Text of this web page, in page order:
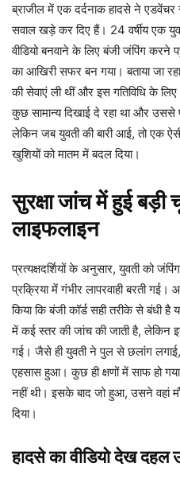
ब्राजील में एक दर्दनाक हादसे ने एडवेंचर
सवाल खड़े कर दिए हैं। 24 वर्षीय एक
वीडियो बनवाने के लिए बंजी जंपिंग
का आखिरी सफर बन गया। बताया जा
की सेवाएं ली थीं और इस गतिविधि के
कुछ सामान्य दिखाई दे रहा था और
लेकिन जब युवती की बारी आई, तो एक
खुशियों को मातम में बदल दिया।
सुरक्षा जांच में हुई बड़ी
लाइफलाइन
प्रत्यक्षदर्शियों के अनुसार, युवती को
प्रक्रिया में गंभीर लापरवाही बरती
किया कि बंजी कॉर्ड सही तरीके से बंधी है
में कई स्तर की जांच की जाती है, लेकिन
गई। जैसे ही युवती ने पुल से छलांग
एहसास हुआ। कुछ ही क्षणों में साफ हो
नहीं थी। इसके बाद जो हुआ, उसने वहां
दिया।
हादसे का वीडियो देख दहल